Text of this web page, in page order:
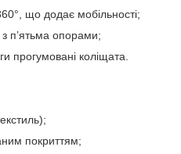
що додає мобільності;
п’ятьма опорами;
прогумовані коліщата.
покриттям;